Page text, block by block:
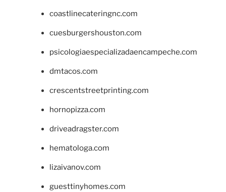
coastlinecateringnc.com
cuesburgershouston.com
psicologiaespecializadaencampeche.com
dmtacos.com
crescentstreetprinting.com
hornopizza.com
driveadragster.com
hematologa.com
lizaivanov.com
guesttinyhomes.com